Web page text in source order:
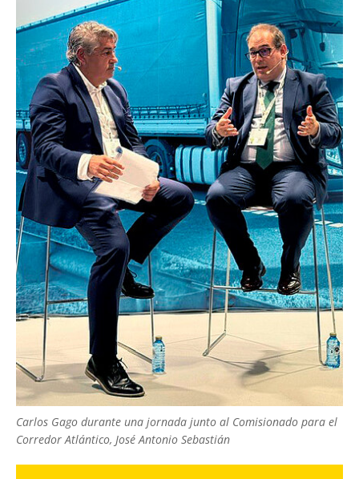
Carlos Gago durante una jornada junto al Comisionado para el
Corredor Atlántico, José Antonio Sebastián